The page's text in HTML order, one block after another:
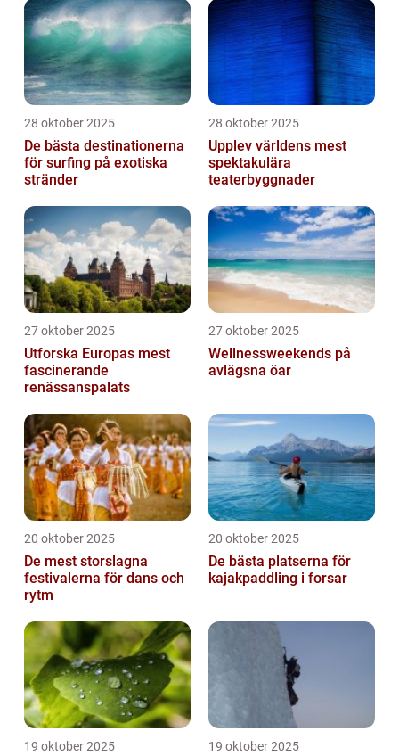
28 oktober 2025
De bästa destinationerna
för surfing på exotiska
stränder
28 oktober 2025
Upplev världens mest
spektakulära
teaterbyggnader
27 oktober 2025
Utforska Europas mest
fascinerande
renässanspalats
27 oktober 2025
Wellnessweekends på
avlägsna öar
20 oktober 2025
De mest storslagna
festivalerna för dans och
rytm
20 oktober 2025
De bästa platserna för
kajakpaddling i forsar
19 oktober 2025 19 oktober 2025